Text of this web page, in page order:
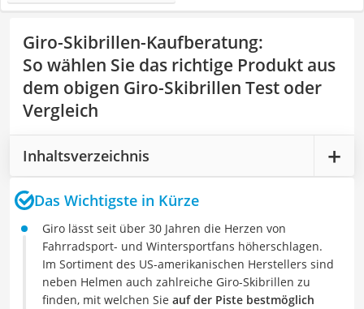
Giro-Skibrillen-Kaufberatung:
So wählen Sie das richtige Produkt aus
dem obigen Giro-Skibrillen Test oder
Vergleich
Inhaltsverzeichnis
Das Wichtigste in Kürze
Giro lässt seit über 30 Jahren die Herzen von
Fahrradsport- und Wintersportfans höherschlagen.
Im Sortiment des US-amerikanischen Herstellers sind
neben Helmen auch zahlreiche Giro-Skibrillen zu
finden, mit welchen Sie auf der Piste bestmöglich